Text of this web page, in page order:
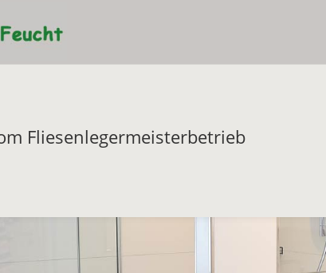
Fliesenlegermeisterbetrieb